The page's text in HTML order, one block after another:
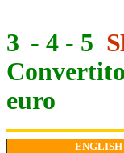
3 - 4 - 5
euro